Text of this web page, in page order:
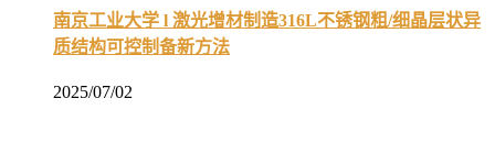
南京工业大学 l 激光增材制造316L不锈钢粗/细晶层状异
质结构可控制备新方法
2025/07/02